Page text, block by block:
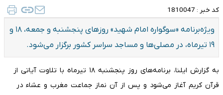
کد خبر : 1810047
ویژه‌برنامه «سوگواره امام شهید» روزهای پنجشنبه و جمعه، ۱۸ و
۱۹ تیرماه، در مصلی‌ها و مساجد سراسر کشور برگزار می‌شود.
به گزارش ایلنا، برنامه‌های روز پنجشنبه ۱۸ تیرماه با تلاوت آیاتی از
قرآن کریم آغاز می‌شود و پس از آن نماز جماعت مغرب و عشاء در